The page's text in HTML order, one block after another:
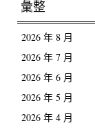
彙整
2026 年 8 月
2026 年 7 月
2026 年 6 月
2026 年 5 月
2026 年 4 月